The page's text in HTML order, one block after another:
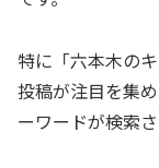
特に「六本木の
投稿が注目を集
ーワードが検索